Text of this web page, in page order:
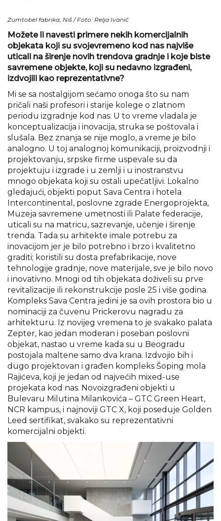
Zumtobel fabrika, Niš / Foto: Relja Ivanić
Možete li navesti primere nekih komercijalnih
objekata koji su svojevremeno kod nas najviše
uticali na širenje novih trendova gradnje i koje biste
savremene objekte, koji su nedavno izgrađeni,
izdvojili kao reprezentativne?
Mi se sa nostalgijom sećamo onoga što su nam
pričali naši profesori i starije kolege o zlatnom
periodu izgradnje kod nas. U to vreme vladala je
konceptualizacija i inovacija, struka se poštovala i
slušala. Bez znanja se nije moglo, a vreme je bilo
analogno. U toj analognoj komunikaciji, proizvodnji i
projektovanju, srpske firme uspevale su da
projektuju i izgrade i u zemlji i u inostranstvu
mnogo objekata koji su ostali upečatljivi. Lokalno
gledajući, objekti poput Sava Centra i hotela
Intercontinental, poslovne zgrade Energoprojekta,
Muzeja savremene umetnosti ili Palate federacije,
uticali su na matricu, sazrevanje, učenje i širenje
trenda. Tada su arhitekte imale potrebu za
inovacijom jer je bilo potrebno i brzo i kvalitetno
graditi; koristili su dosta prefabrikacije, nove
tehnologije gradnje, nove materijale, sve je bilo novo
i inovativno. Mnogi od tih objekata doživeli su prve
revitalizacije ili rekonstrukcije posle 25 i više godina.
Kompleks Sava Centra jedini je sa ovih prostora bio u
nominaciji za čuvenu Prickerovu nagradu za
arhitekturu. Iz novijeg vremena to je svakako palata
Zepter, kao jedan moderan i poseban poslovni
objekat, nastao u vreme kada su u Beogradu
postojala maltene samo dva krana. Izdvojio bih i
dugo projektovan i građen kompleks Šoping mola
Rajićeva, koji je jedan od najvećih mixed-use
projekata kod nas. Novoizgrađeni objekti u
Bulevaru Milutina Milankovića – GTC Green Heart,
NCR kampus, i najnoviji GTC X, koji poseduje Golden
Leed sertifikat, svakako su reprezentativni
komercijalni objekti.